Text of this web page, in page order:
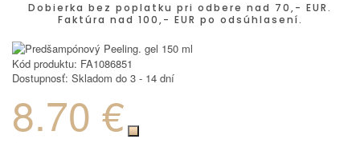
Dobierka bez poplatku pri odbere nad 70,- EUR.
Faktúra nad 100,- EUR po odsúhlasení.
Kód produktu: FA1086851
Dostupnosť: Skladom do 3 - 14 dní
8.70 €